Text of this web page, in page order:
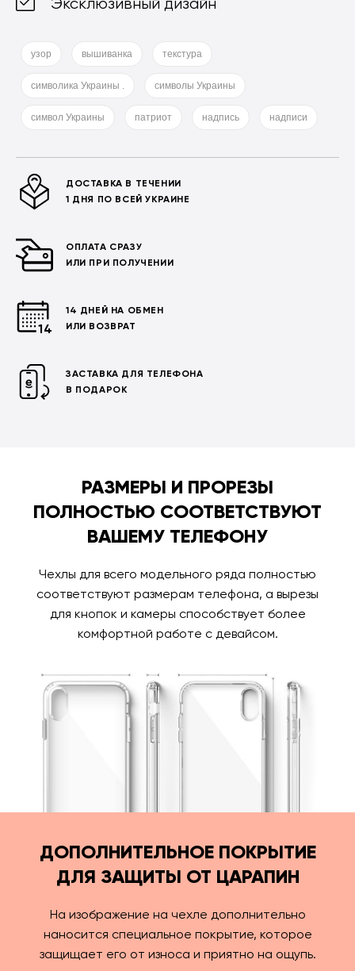
узор вышиванка текстура
символика Украины . символы Украины
символ Украины патриот надпись надписи
ДОСТАВКА В ТЕЧЕНИИ
1 ДНЯ ПО ВСЕЙ УКРАИНЕ
ОПЛАТА СРАЗУ
ИЛИ ПРИ ПОЛУЧЕНИИ
14 ДНЕЙ НА ОБМЕН
ИЛИ ВОЗВРАТ
ЗАСТАВКА ДЛЯ ТЕЛЕФОНА
В ПОДАРОК
РАЗМЕРЫ И ПРОРЕЗЫ
ПОЛНОСТЬЮ СООТВЕТСТВУЮТ
ВАШЕМУ ТЕЛЕФОНУ
Чехлы для всего модельного ряда полностью
соответствуют размерам телефона, а вырезы
для кнопок и камеры способствует более
комфортной работе с девайсом.
ДОПОЛНИТЕЛЬНОЕ ПОКРЫТИЕ
ДЛЯ ЗАЩИТЫ ОТ ЦАРАПИН
На изображение на чехле дополнительно
наносится специальное покрытие, которое
защищает его от износа и приятно на ощупь.